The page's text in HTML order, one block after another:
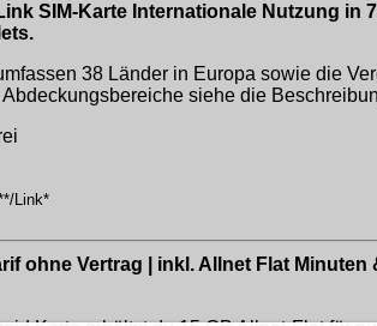
SIM-Karte Internationale Nutzung in
38 Länder in Europa sowie die
siehe die
Link*
ohne Vertrag | inkl. Allnet Flat Minuten